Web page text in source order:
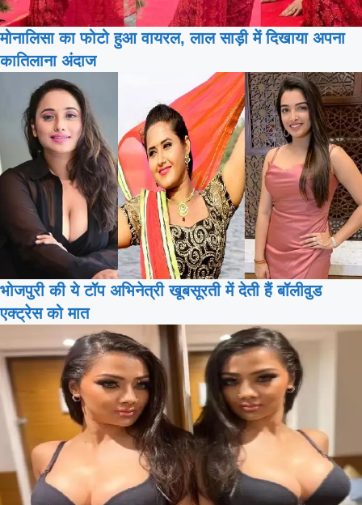
मोनालिसा का फोटो हुआ वायरल, लाल साड़ी में दिखाया अपना
कातिलाना अंदाज
भोजपुरी की ये टॉप अभिनेत्री खूबसूरती में देती हैं बॉलीवुड
एक्ट्रेस को मात